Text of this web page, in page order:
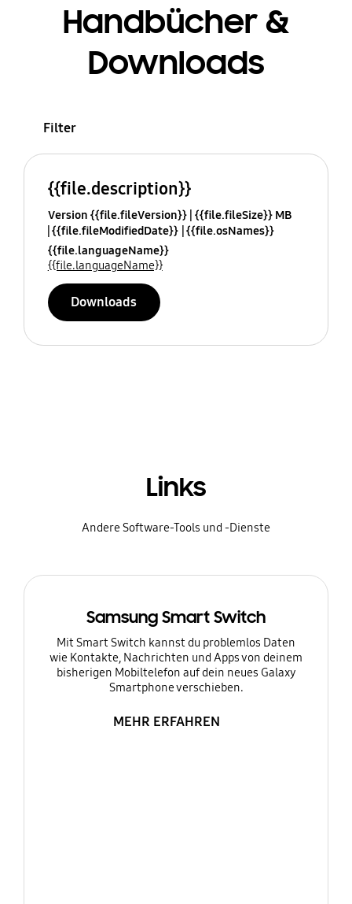
Handbücher &
Downloads
Filter
{{file.description}}
Version {{file.fileVersion}} {{file.fileSize}} MB
{{file.fileModifiedDate}} {{file.osNames}}
{{file.languageName}}
{{file.languageName}}
Downloads
Links
Andere Software-Tools und -Dienste
Samsung Smart Switch
Mit Smart Switch kannst du problemlos Daten
wie Kontakte, Nachrichten und Apps von deinem
bisherigen Mobiltelefon auf dein neues Galaxy
Smartphone verschieben.
MEHR ERFAHREN